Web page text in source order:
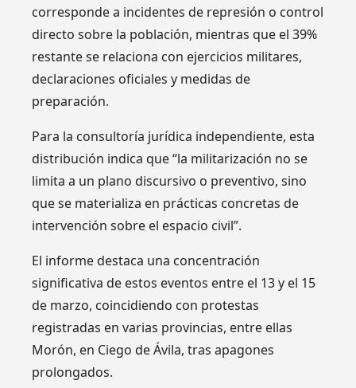
corresponde a incidentes de represión o control
directo sobre la población, mientras que el 39%
restante se relaciona con ejercicios militares,
declaraciones oficiales y medidas de
preparación.
Para la consultoría jurídica independiente, esta
distribución indica que “la militarización no se
limita a un plano discursivo o preventivo, sino
que se materializa en prácticas concretas de
intervención sobre el espacio civil”.
El informe destaca una concentración
significativa de estos eventos entre el 13 y el 15
de marzo, coincidiendo con protestas
registradas en varias provincias, entre ellas
Morón, en Ciego de Ávila, tras apagones
prolongados.